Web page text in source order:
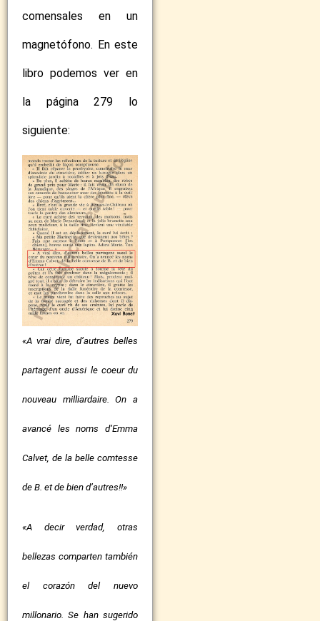
comensales en un
magnetófono. En este
libro podemos ver en
la página 279 lo
siguiente:
«A vrai dire, d’autres belles
partagent aussi le coeur du
nouveau milliardaire. On a
avancé les noms d’Emma
Calvet, de la belle comtesse
de B. et de bien d’autres!!»
«A decir verdad, otras
bellezas comparten también
el corazón del nuevo
millonario. Se han sugerido